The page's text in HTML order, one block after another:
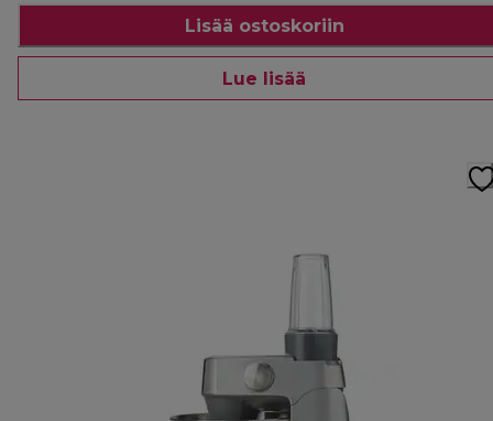
Lisää ostoskoriin
Lue lisää